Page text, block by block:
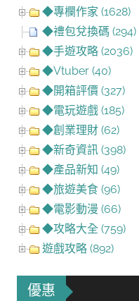
◆專欄作家 (1628)
◆禮包兌換碼 (294)
◆手遊攻略 (2036)
◆Vtuber (40)
◆開箱評價 (327)
◆電玩遊戲 (185)
◆創業理財 (62)
◆新奇資訊 (398)
◆產品新知 (49)
◆旅遊美食 (96)
◆電影動漫 (66)
◆攻略大全 (759)
遊戲攻略 (892)
優惠